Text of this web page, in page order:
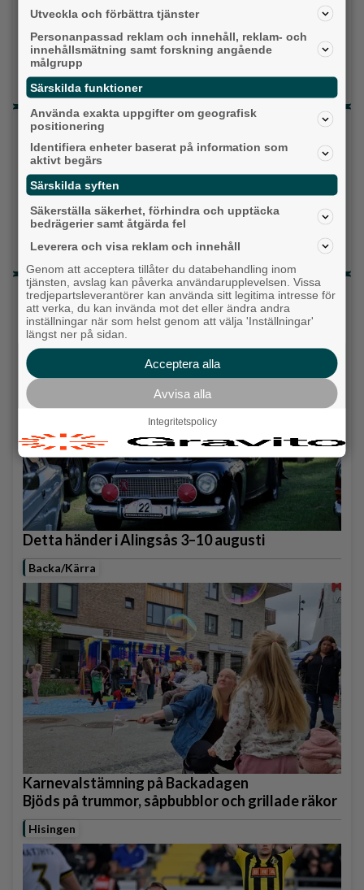
Liberalerna
Vet ej
Milstolpen: Ny tunnel är på plats under
järnvägen
Detta händer i Alingsås 3–10 augusti
Gatuköksklassiker blev succé – nu växlar
Ånga upp
Senaste artiklarna
Alingsås
Detta händer i Alingsås 3–10 augusti
Backa/Kärra
Karnevalstämning på Backadagen
Bjöds på trummor, såpbubblor och grillade räkor
Hisingen
Utveckla och förbättra tjänster
Personanpassad reklam och innehåll, reklam- och
innehållsmätning samt forskning angående
målgrupp
Särskilda funktioner
Använda exakta uppgifter om geografisk
positionering
Identifiera enheter baserat på information som
aktivt begärs
Särskilda syften
Säkerställa säkerhet, förhindra och upptäcka
bedrägerier samt åtgärda fel
Leverera och visa reklam och innehåll
Genom att acceptera tillåter du databehandling inom
tjänsten, avslag kan påverka användarupplevelsen. Vissa
tredjepartsleverantörer kan använda sitt legitima intresse för
att verka, du kan invända mot det eller ändra andra
inställningar när som helst genom att välja 'Inställningar'
längst ner på sidan.
Acceptera alla
Avvisa alla
Integritetspolicy